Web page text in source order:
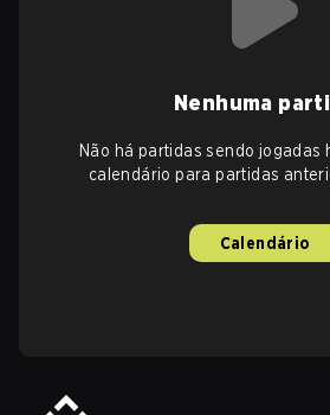
Nenhuma
Não há partidas sendo jogadas
calendário para partidas
Calendário